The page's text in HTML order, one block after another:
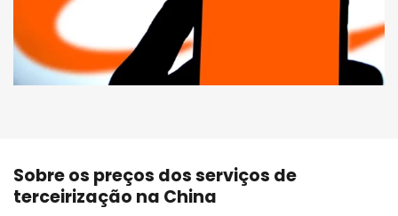
Sobre os preços dos serviços de
terceirização na China